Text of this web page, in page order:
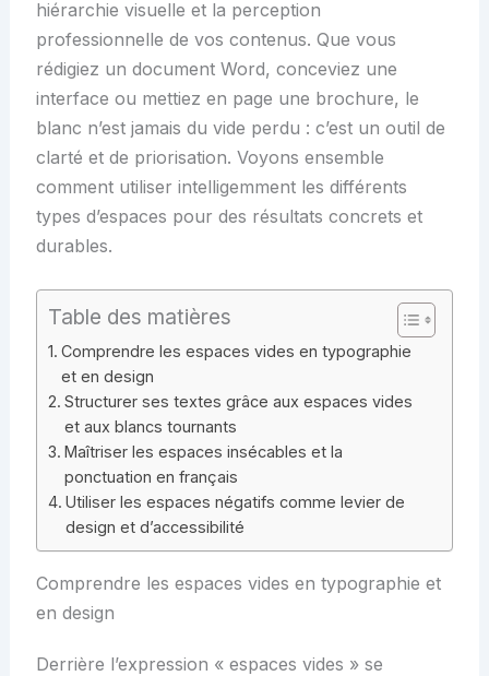
hiérarchie visuelle et la perception
professionnelle de vos contenus. Que vous
rédigiez un document Word, conceviez une
interface ou mettiez en page une brochure, le
blanc n’est jamais du vide perdu : c’est un outil de
clarté et de priorisation. Voyons ensemble
comment utiliser intelligemment les différents
types d’espaces pour des résultats concrets et
durables.
Table des matières
Comprendre les espaces vides en typographie
et en design
Structurer ses textes grâce aux espaces vides
et aux blancs tournants
Maîtriser les espaces insécables et la
ponctuation en français
Utiliser les espaces négatifs comme levier de
design et d’accessibilité
Comprendre les espaces vides en typographie et
en design
Derrière l’expression « espaces vides » se